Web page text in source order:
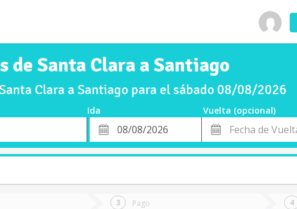
de Santa Clara a Santiago
Clara a Santiago para el sábado 08/08/2026
Ida
Vuelta (opcional)
Fecha
de
Fecha
de
Vuelta
Pago